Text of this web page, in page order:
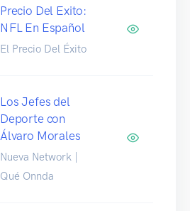
Precio Del Exito:
NFL En Español
El Precio Del Éxito
Los Jefes del
Deporte con
Álvaro Morales
Nueva Network |
Qué Onnda